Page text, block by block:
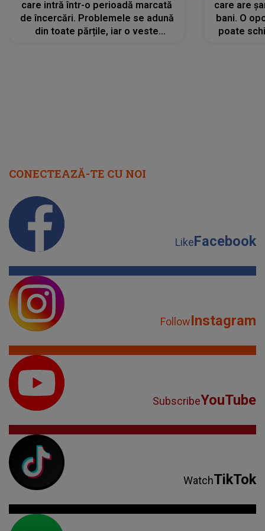
care intră într-o perioadă marcată
de încercări. Problemele se adună
din toate părțile, iar o veste
care are
bani. O
poate
CONECTEAZĂ-TE CU NOI
LikeFacebook
FollowInstagram
SubscribeYouTube
WatchTikTok